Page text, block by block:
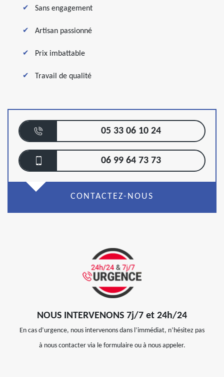
Sans engagement
Artisan passionné
Prix imbattable
Travail de qualité
05 33 06 10 24
06 99 64 73 73
CONTACTEZ-NOUS
NOUS INTERVENONS 7j/7 et 24h/24
En cas d’urgence, nous intervenons dans l’immédiat, n’hésitez pas
à nous contacter via le formulaire ou à nous appeler.